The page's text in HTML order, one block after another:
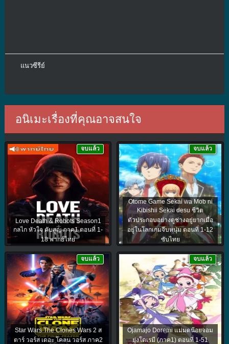
แนวซีรีย์
อนิเมะเรื่องที่คุณอาจสนใจ
Love Death & Robots Season1
กลไก หัวใจ ดับสูญ ภาค1 ตอนที่ 1-
18 พากย์ไทย
จบแล้ว
Otome Game Sekai wa Mob ni
Kibishii Sekai desu ชีวิต
ตัวประกอบอย่างตูช่างอยู่ยากเมื่อ
อยู่ในโลกเกมจีบหนุ่ม ตอนที่ 1-12
ซับไทย
จบแล้ว
Star Wars The Clones Wars 2 ส
ตาร์ วอร์ส เดอะ โคลน วอร์ส ภาค2
จบแล้ว
Ojamajo Doremi แม่มดน้อยจอม
ยุ่งโดเรมี (ภาค1) ตอนที่ 1-51
จบแล้ว